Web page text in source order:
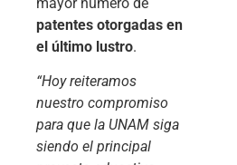
patentes otorgadas en
el último lustro.
“Hoy reiteramos
nuestro compromiso
para que la UNAM siga
siendo el principal